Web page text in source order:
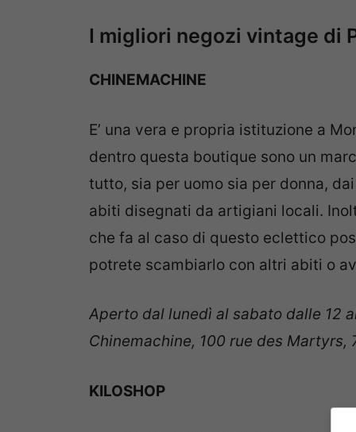
I migliori negozi vintage di
CHINEMACHINE
E’ una vera e propria istituzione a
dentro questa boutique sono un
tutto, sia per uomo sia per donna,
abiti disegnati da artigiani locali.
che fa al caso di questo eclettico
potrete scambiarlo con altri abiti o
Aperto dal lunedì al sabato dalle 12
Chinemachine, 100 rue des Martyrs,
KILOSHOP